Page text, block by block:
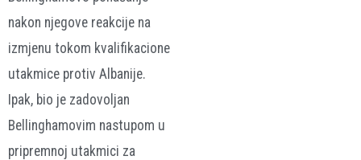
nakon njegove reakcije na
izmjenu tokom kvalifikacione
utakmice protiv Albanije.
Ipak, bio je zadovoljan
Bellinghamovim nastupom u
pripremnoj utakmici za